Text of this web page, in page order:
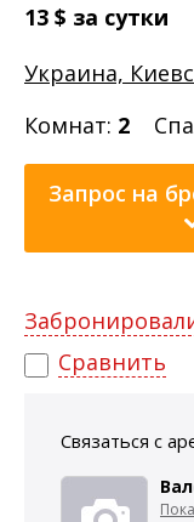
13 $ за сутки
Украина,
Комнат: 2
Запрос на
Сравнить
Связаться с